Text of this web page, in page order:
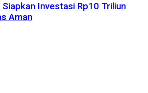
Investasi Rp10 Triliun
Aman